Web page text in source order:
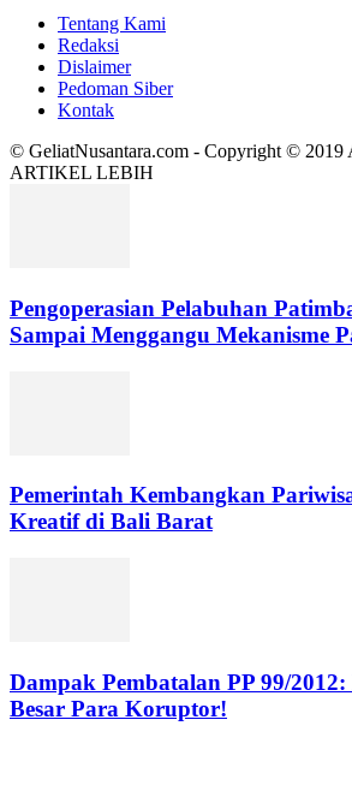
Tentang Kami
Redaksi
Dislaimer
Pedoman Siber
Kontak
© GeliatNusantara.com - Copyright © 2019
ARTIKEL LEBIH
Pengoperasian Pelabuhan
Sampai Menggangu Mekanisme
Pemerintah Kembangkan
Kreatif di Bali Barat
Dampak Pembatalan PP 99/
Besar Para Koruptor!